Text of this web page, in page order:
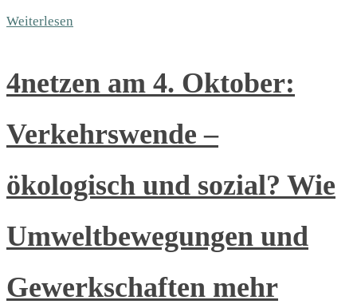
Weiterlesen
4netzen am 4. Oktober:
Verkehrswende –
ökologisch und sozial? Wie
Umweltbewegungen und
Gewerkschaften mehr